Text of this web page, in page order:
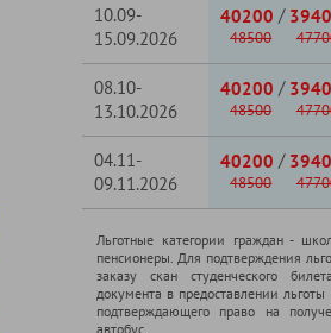
10.09-
15.09.2026
40200 /
48500
08.10-
13.10.2026
40200 /
48500
04.11-
09.11.2026
40200 /
48500
Льготные категории граждан -
пенсионеры. Для подтверждения
заказу скан студенческого
документа в предоставлении
подтверждающего право на
автобус.